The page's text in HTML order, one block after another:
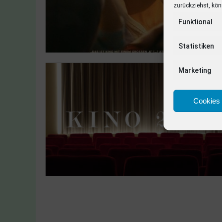
zurückziehst,
Funktional
Statistiken
Marketing
Cookies